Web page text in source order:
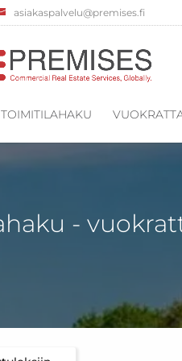
asiakaspalvelu@premises.fi
-